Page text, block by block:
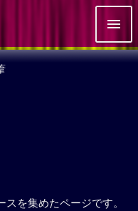
を集めたページです。